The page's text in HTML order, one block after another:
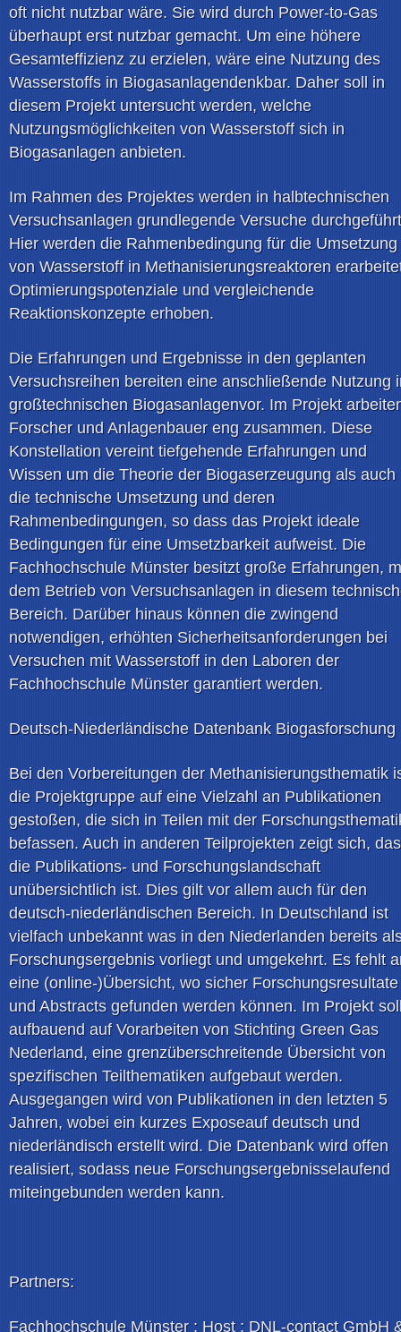
oft nicht nutzbar wäre. Sie wird durch Power-to-Gas
überhaupt erst nutzbar gemacht. Um eine höhere
Gesamteffizienz zu erzielen, wäre eine Nutzung des
Wasserstoffs in Biogasanlagendenkbar. Daher soll in
diesem Projekt untersucht werden, welche
Nutzungsmöglichkeiten von Wasserstoff sich in
Biogasanlagen anbieten.
Im Rahmen des Projektes werden in halbtechnischen
Versuchsanlagen grundlegende Versuche
Hier werden die Rahmenbedingung für die Umsetzung
von Wasserstoff in Methanisierungsreaktoren
Optimierungspotenziale und vergleichende
Reaktionskonzepte erhoben.
Die Erfahrungen und Ergebnisse in den geplanten
Versuchsreihen bereiten eine anschließende Nutzung
großtechnischen Biogasanlagenvor. Im Projekt
Forscher und Anlagenbauer eng zusammen. Diese
Konstellation vereint tiefgehende Erfahrungen und
Wissen um die Theorie der Biogaserzeugung als auch
die technische Umsetzung und deren
Rahmenbedingungen, so dass das Projekt ideale
Bedingungen für eine Umsetzbarkeit aufweist. Die
Fachhochschule Münster besitzt große Erfahrungen,
dem Betrieb von Versuchsanlagen in diesem
Bereich. Darüber hinaus können die zwingend
notwendigen, erhöhten Sicherheitsanforderungen bei
Versuchen mit Wasserstoff in den Laboren der
Fachhochschule Münster garantiert werden.
Deutsch-Niederländische Datenbank Biogasforschung
Bei den Vorbereitungen der Methanisierungsthematik
die Projektgruppe auf eine Vielzahl an Publikationen
gestoßen, die sich in Teilen mit der
befassen. Auch in anderen Teilprojekten zeigt sich,
die Publikations- und Forschungslandschaft
unübersichtlich ist. Dies gilt vor allem auch für den
deutsch-niederländischen Bereich. In Deutschland ist
vielfach unbekannt was in den Niederlanden bereits
Forschungsergebnis vorliegt und umgekehrt. Es fehlt
eine (online-)Übersicht, wo sicher Forschungsresultate
und Abstracts gefunden werden können. Im Projekt
aufbauend auf Vorarbeiten von Stichting Green Gas
Nederland, eine grenzüberschreitende Übersicht von
spezifischen Teilthematiken aufgebaut werden.
Ausgegangen wird von Publikationen in den letzten 5
Jahren, wobei ein kurzes Exposeauf deutsch und
niederländisch erstellt wird. Die Datenbank wird offen
realisiert, sodass neue Forschungsergebnisselaufend
miteingebunden werden kann.
Partners:
Fachhochschule Münster ; Host ; DNL-contact GmbH